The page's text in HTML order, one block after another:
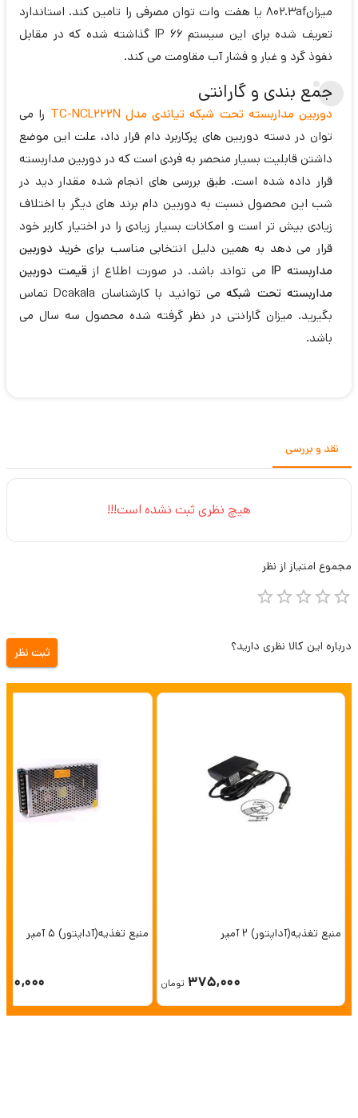
میزان802.3af یا هفت وات توان مصرفی را تامین کند. استاندارد
تعریف شده برای این سیستم IP 66 گذاشته شده که در مقابل
نفوذ گرد و غبار و فشار آب مقاومت می کند.
جمع بندی و گارانتی
دوربین مداربسته تحت شبکه تیاندی مدل TC-NCL222N
را می
توان در دسته دوربین های پرکاربرد دام قرار داد، علت این موضع
داشتن قابلیت بسیار منحصر به فردی است که در دوربین مداربسته
قرار داده شده است. طبق بررسی های انجام شده مقدار دید در
شب این محصول نسبت به دوربین دام برند های دیگر با اختلاف
زیادی بیش تر است و امکانات بسیار زیادی را در اختیار کاربر خود
قرار می دهد به همین دلیل انتخابی مناسب برای خرید دوربین
مداربسته IP
می تواند باشد. در صورت اطلاع ازقیمت دوربین
مداربسته تحت شبکه
می توانید با کارشناسان Dcakala تماس
بگیرید. میزان گارانتی در نظر گرفته شده محصول سه سال می
باشد.
نقد و بررسی
مجموع امتیاز از نظر
درباره این کالا نظری دارید؟ ثبت نظر
هیچ نظری ثبت نشده است!!!
منبع تغذیه(آداپتور) 2 آمپر
375,000 تومان
منبع تغذیه(آداپتور) 5 آمپر